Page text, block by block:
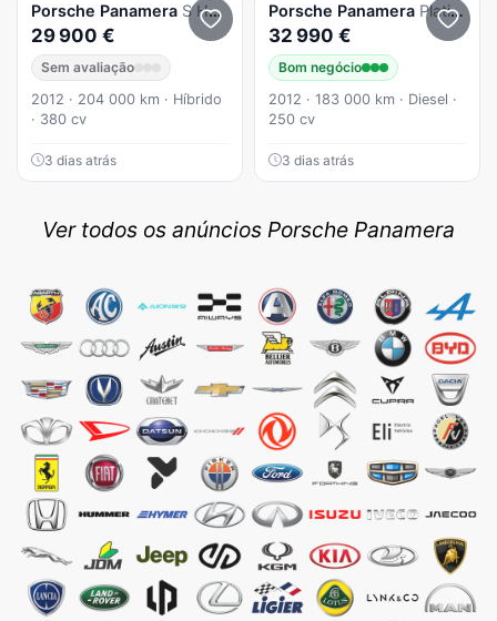
Porsche Panamera S Hybrid
29 900 €
Sem avaliação
2012 · 204 000 km · Híbrido
· 380 cv
3 dias atrás
Porsche Panamera Platinum Edition
32 990 €
Bom negócio
2012 · 183 000 km · Diesel ·
250 cv
3 dias atrás
Ver todos os anúncios Porsche Panamera